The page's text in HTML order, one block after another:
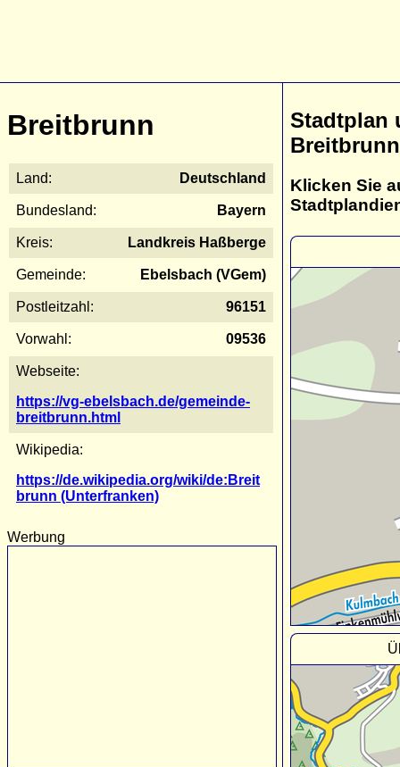
Breitbrunn
Land: Deutschland
Bundesland: Bayern
Kreis: Landkreis Haßberge
Gemeinde: Ebelsbach (VGem)
Postleitzahl: 96151
Vorwahl: 09536
Webseite:
https://vg-ebelsbach.de/gemeinde-
breitbrunn.html
Wikipedia:
https://de.wikipedia.org/wiki/de:Breit
brunn (Unterfranken)
Werbung
Stadtplan
Breitbrunn
Klicken Sie